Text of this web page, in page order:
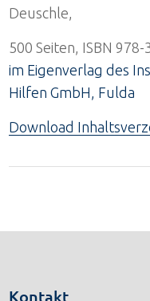
Deuschle,
500 Seiten, ISBN
im Eigenverlag des
Hilfen GmbH, Fulda
Download
Kontakt